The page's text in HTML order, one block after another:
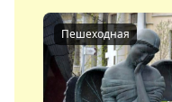
Пешеходная